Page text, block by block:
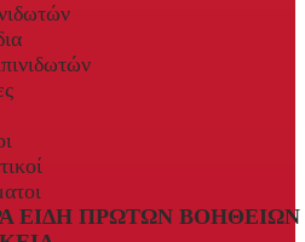
ΕΊΔΗ ΠΡΏΤΩΝ ΒΟΗΘΕΙΏΝ